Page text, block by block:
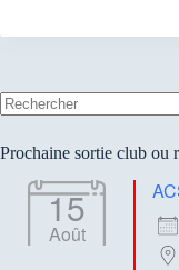
résultat
Prochaine sortie club ou
15
Août